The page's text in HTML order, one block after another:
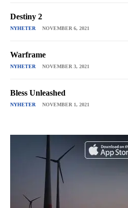
Destiny 2
NYHETER NOVEMBER 6, 2021
Warframe
NYHETER NOVEMBER 3, 2021
Bless Unleashed
NYHETER NOVEMBER 1, 2021